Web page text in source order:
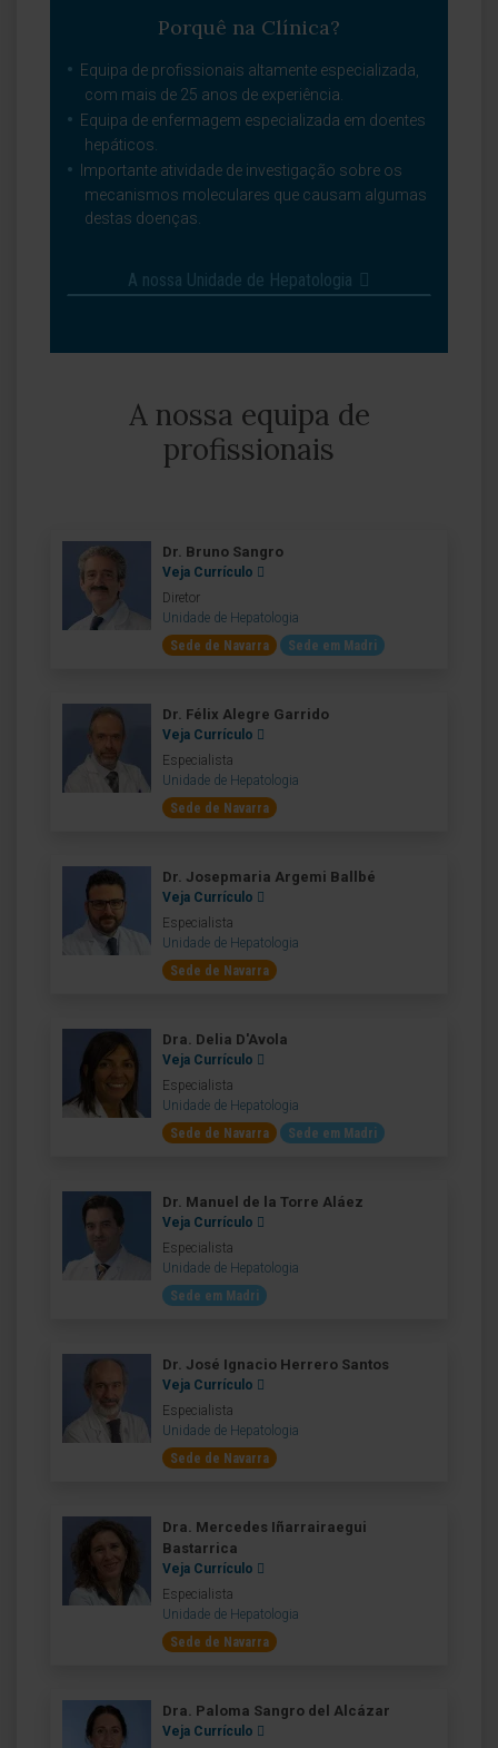
Porquê na Clínica?
Equipa de profissionais altamente especializada,
com mais de 25 anos de experiência.
Equipa de enfermagem especializada em doentes
hepáticos.
Importante atividade de investigação sobre os
mecanismos moleculares que causam algumas
destas doenças.
A nossa Unidade de Hepatologia
A nossa equipa de
profissionais
Dr. Bruno Sangro
Veja Currículo
Diretor
Unidade de Hepatologia
Sede de Navarra
Sede em Madri
Dr. Félix Alegre Garrido
Veja Currículo
Especialista
Unidade de Hepatologia
Sede de Navarra
Dr. Josepmaria Argemi Ballbé
Veja Currículo
Especialista
Unidade de Hepatologia
Sede de Navarra
Dra. Delia D'Avola
Veja Currículo
Especialista
Unidade de Hepatologia
Sede de Navarra
Sede em Madri
Dr. Manuel de la Torre Aláez
Veja Currículo
Especialista
Unidade de Hepatologia
Sede em Madri
Dr. José Ignacio Herrero Santos
Veja Currículo
Especialista
Unidade de Hepatologia
Sede de Navarra
Dra. Mercedes Iñarrairaegui
Bastarrica
Veja Currículo
Especialista
Unidade de Hepatologia
Sede de Navarra
Dra. Paloma Sangro del Alcázar
Veja Currículo